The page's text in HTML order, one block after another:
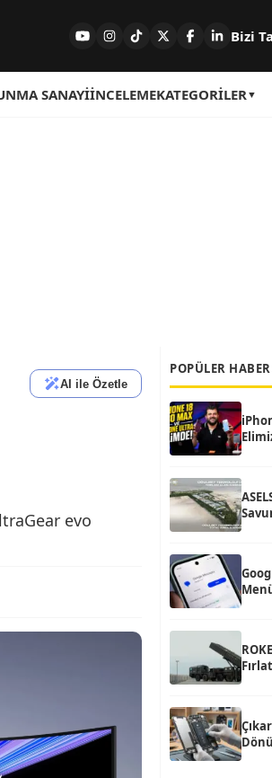
Bizi
SANAYIİNCELEMEKATEGORILER
AI ile Özetle
evo
POPÜLER